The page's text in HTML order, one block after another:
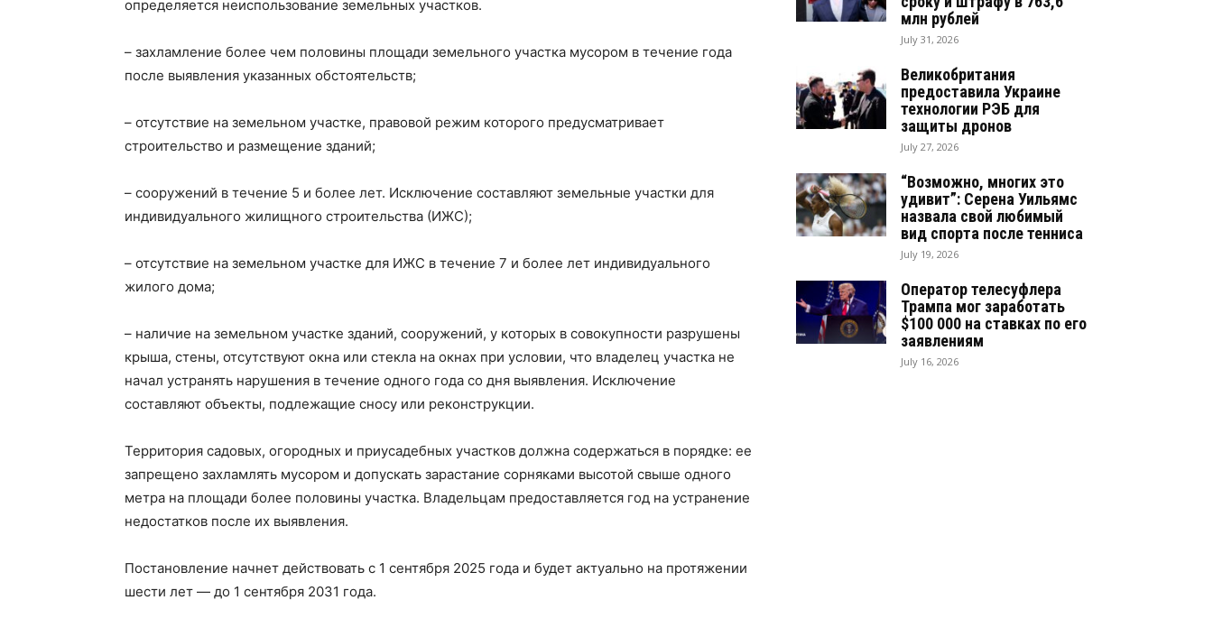
определяется неиспользование земельных участков.
– захламление более чем половины площади земельного участка мусором в течение года
после выявления указанных обстоятельств;
– отсутствие на земельном участке, правовой режим которого предусматривает
строительство и размещение зданий;
– сооружений в течение 5 и более лет. Исключение составляют земельные участки для
индивидуального жилищного строительства (ИЖС);
– отсутствие на земельном участке для ИЖС в течение 7 и более лет индивидуального
жилого дома;
– наличие на земельном участке зданий, сооружений, у которых в совокупности разрушены
крыша, стены, отсутствуют окна или стекла на окнах при условии, что владелец участка не
начал устранять нарушения в течение одного года со дня выявления. Исключение
составляют объекты, подлежащие сносу или реконструкции.
Территория садовых, огородных и приусадебных участков должна содержаться в порядке: ее
запрещено захламлять мусором и допускать зарастание сорняками высотой свыше одного
метра на площади более половины участка. Владельцам предоставляется год на устранение
недостатков после их выявления.
Постановление начнет действовать с 1 сентября 2025 года и будет актуально на протяжении
шести лет — до 1 сентября 2031 года.
млн рублей
July 31, 2026
Великобритания
предоставила Украине
технологии РЭБ для
защиты дронов
July 27, 2026
“Возможно, многих это
удивит”: Серена Уильямс
назвала свой любимый
вид спорта после тенниса
July 19, 2026
Оператор телесуфлера
Трампа мог заработать
$100 000 на ставках по его
заявлениям
July 16, 2026